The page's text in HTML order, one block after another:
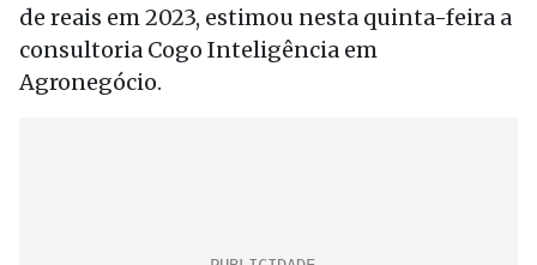
de reais em 2023, estimou nesta quinta-feira a
consultoria Cogo Inteligência em
Agronegócio.